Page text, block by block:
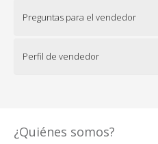
Preguntas para el vendedor
Perfil de vendedor
¿Quiénes somos?